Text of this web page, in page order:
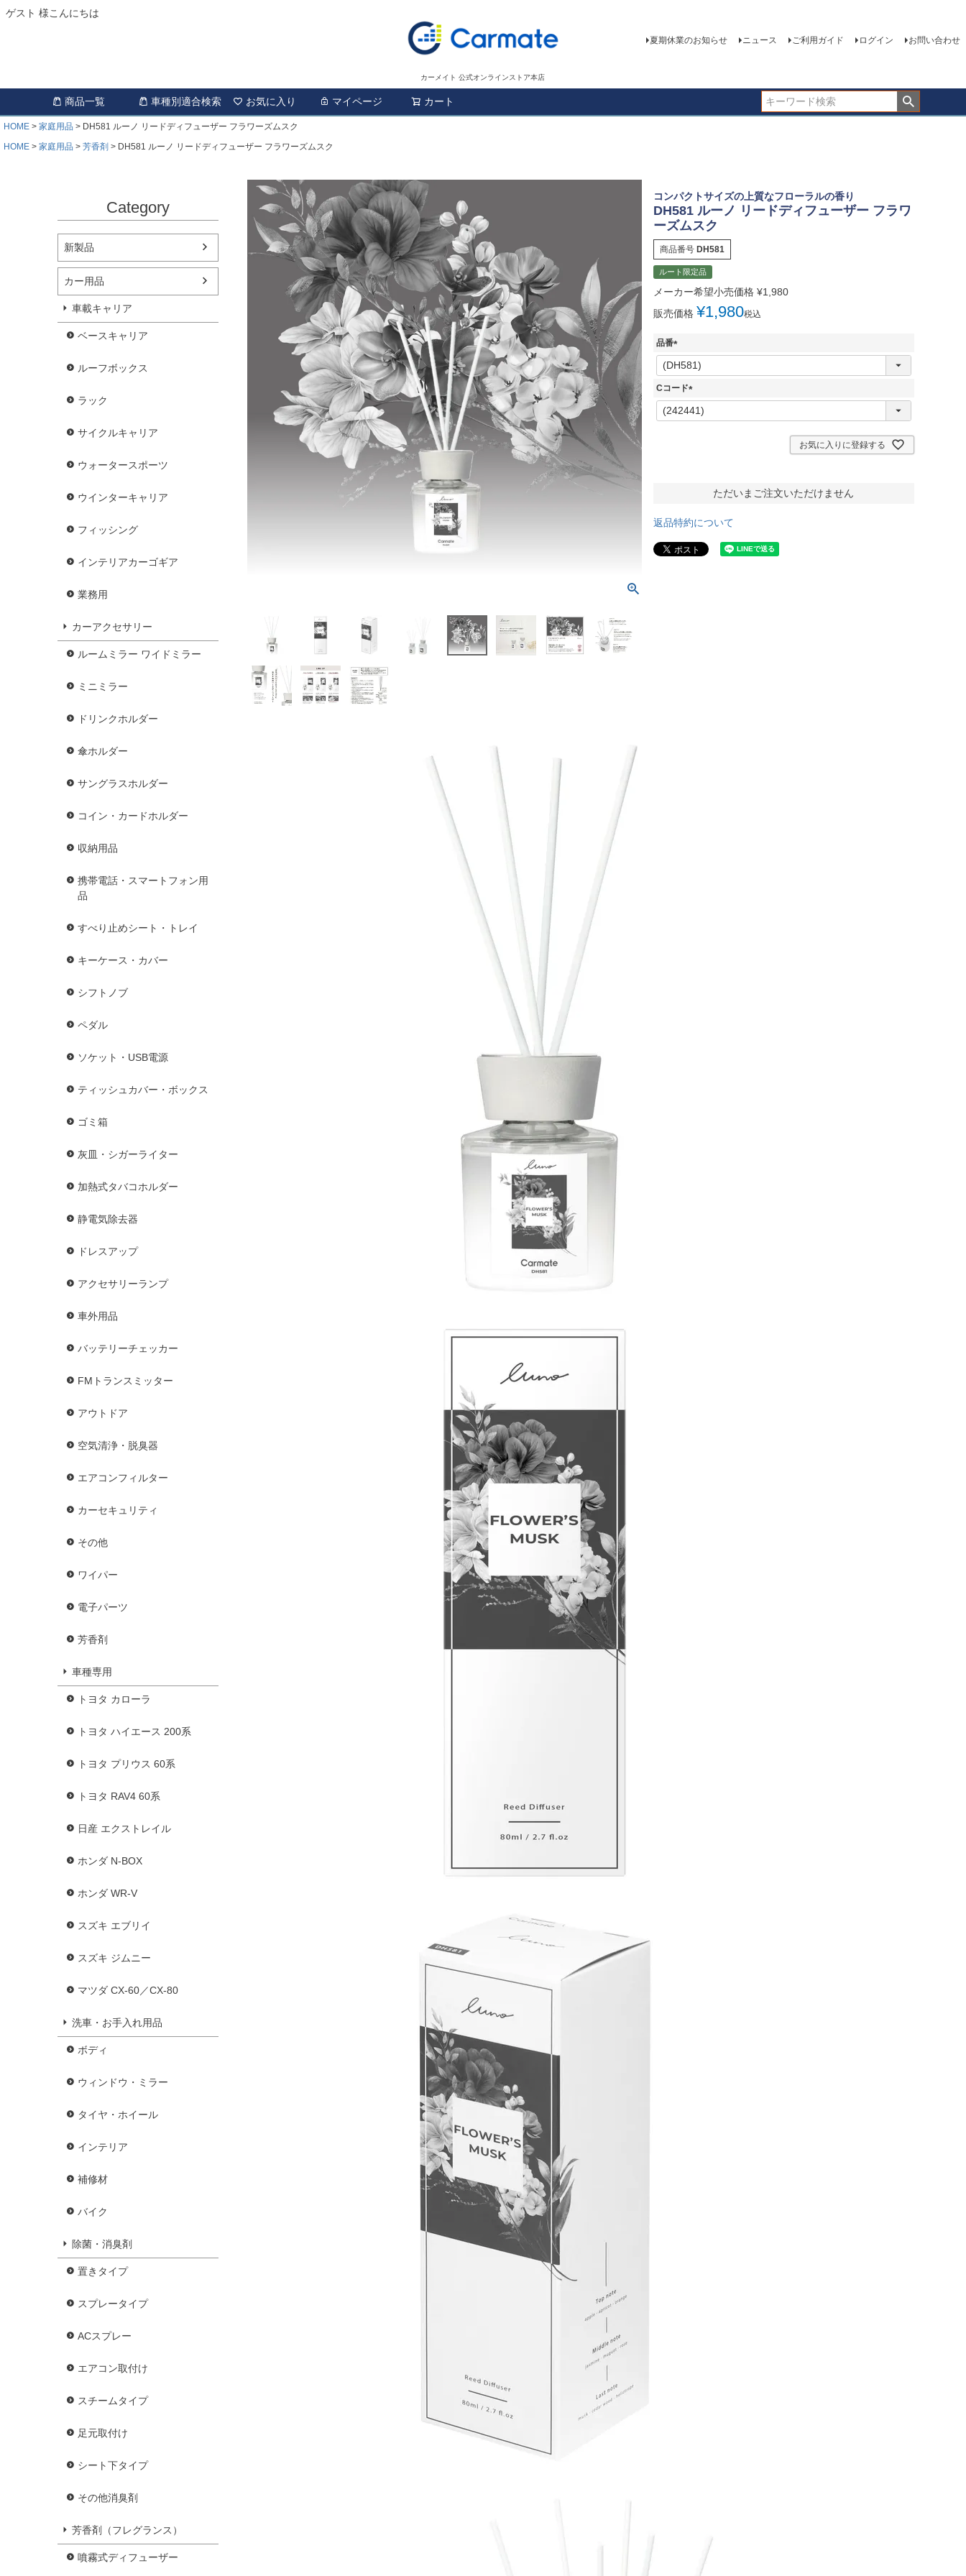
ゲスト 様こんにちは
カーメイト 公式オンラインストア本店
夏期休業のお知らせ ニュース ご利用ガイド ログイン お問い合わせ
商品一覧 車種別適合検索 お気に入り マイページ カート
HOME 家庭用品
DH581 ルーノ リードディフューザー フラワーズムスク
HOME
家庭用品 芳香剤 DH581 ルーノ リードディフューザー フラワーズムスク
Category
新製品
カー用品
車載キャリア
ベースキャリア
ルーフボックス
ラック
サイクルキャリア
ウォータースポーツ
ウインターキャリア
フィッシング
インテリアカーゴギア
業務用
カーアクセサリー
ルームミラー ワイドミラー
ミニミラー
ドリンクホルダー
傘ホルダー
サングラスホルダー
コイン・カードホルダー
収納用品
携帯電話・スマートフォン用
品
すべり止めシート・トレイ
キーケース・カバー
シフトノブ
ペダル
ソケット・USB電源
ティッシュカバー・ボックス
ゴミ箱
灰皿・シガーライター
加熱式タバコホルダー
静電気除去器
ドレスアップ
アクセサリーランプ
車外用品
バッテリーチェッカー
FMトランスミッター
アウトドア
空気清浄・脱臭器
エアコンフィルター
カーセキュリティ
その他
ワイパー
電子パーツ
芳香剤
車種専用
トヨタ カローラ
トヨタ ハイエース 200系
トヨタ プリウス 60系
トヨタ RAV4 60系
日産 エクストレイル
ホンダ N-BOX
ホンダ WR-V
スズキ エブリイ
スズキ ジムニー
マツダ CX-60／CX-80
洗車・お手入れ用品
ボディ
ウィンドウ・ミラー
タイヤ・ホイール
インテリア
補修材
バイク
除菌・消臭剤
置きタイプ
スプレータイプ
ACスプレー
エアコン取付け
スチームタイプ
足元取付け
シート下タイプ
その他消臭剤
芳香剤（フレグランス）
噴霧式ディフューザー
コンパクトサイズの上質なフローラルの香り
DH581 ルーノ リードディフューザー フラワ
ーズムスク
商品番号 DH581
ルート限定品
メーカー希望小売価格 ¥1,980
販売価格 ¥1,980税込
品番
(
必
須
Cコード
(
必
お気に入りに登録する
ただいまご注文いただけません
返品特約について